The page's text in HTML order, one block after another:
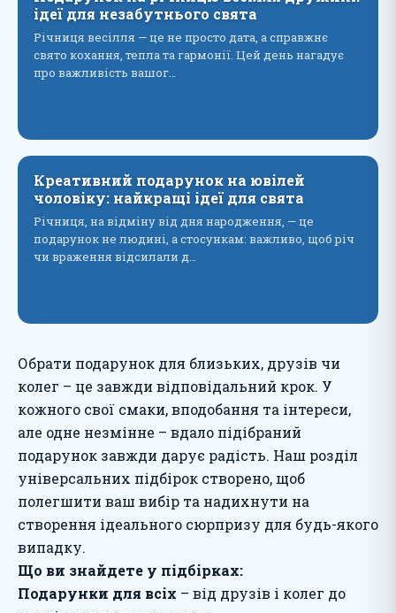
ідеї для незабутнього свята
Річниця весілля — це не просто дата, а справжнє
свято кохання, тепла та гармонії. Цей день нагадує
про важливість вашог…
Креативний подарунок на ювілей
чоловіку: найкращі ідеї для свята
Річниця, на відміну від дня народження, — це
подарунок не людині, а стосункам: важливо, щоб річ
чи враження відсилали д…
Обрати подарунок для близьких, друзів чи
колег – це завжди відповідальний крок. У
кожного свої смаки, вподобання та інтереси,
але одне незмінне – вдало підібраний
подарунок завжди дарує радість. Наш розділ
універсальних підбірок створено, щоб
полегшити ваш вибір та надихнути на
створення ідеального сюрпризу для будь-якого
випадку.
Що ви знайдете у підбірках:
Подарунки для всіх – від друзів і колег до